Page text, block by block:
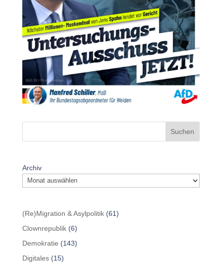
Suchen
Archiv
(Re)Migration & Asylpolitik(61)
Clownrepublik(6)
Demokratie (143)
Digitales(15)